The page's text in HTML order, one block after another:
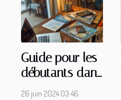
Guide pour les
débutants dans
l'investissement
26 juin 2024 03:46